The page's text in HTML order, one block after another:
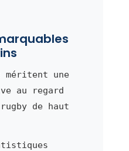
une
au regard
de haut